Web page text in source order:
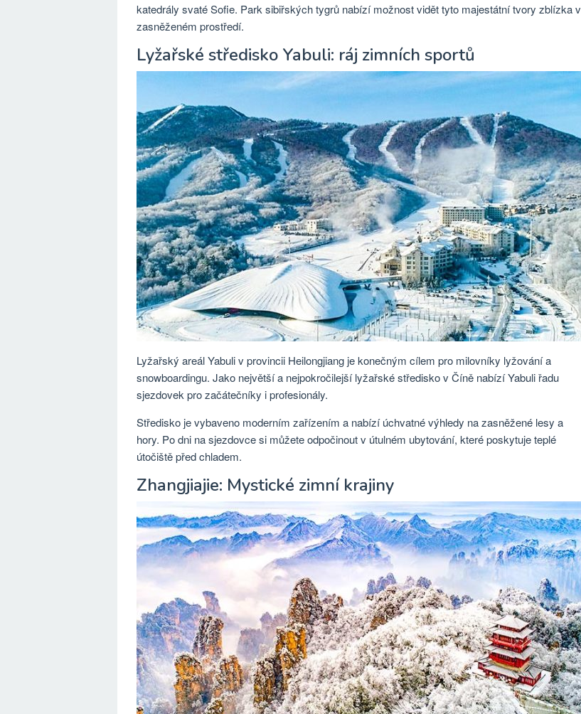
katedrály svaté Sofie. Park sibiřských tygrů nabízí možnost vidět tyto majestátní tvory zblízka v
zasněženém prostředí.
Lyžařské středisko Yabuli: ráj zimních sportů
Lyžařský areál Yabuli v provincii Heilongjiang je konečným cílem pro milovníky lyžování a
snowboardingu. Jako největší a nejpokročilejší lyžařské středisko v Číně nabízí Yabuli řadu
sjezdovek pro začátečníky i profesionály.
Středisko je vybaveno moderním zařízením a nabízí úchvatné výhledy na zasněžené lesy a
hory. Po dni na sjezdovce si můžete odpočinout v útulném ubytování, které poskytuje teplé
útočiště před chladem.
Zhangjiajie: Mystické zimní krajiny